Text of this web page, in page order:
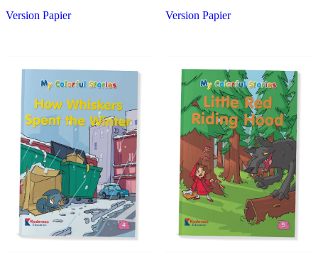
Version Papier Version Papier